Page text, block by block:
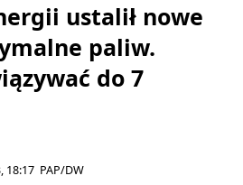
ustalił nowe
paliw.
do 7
18:17 PAP/DW